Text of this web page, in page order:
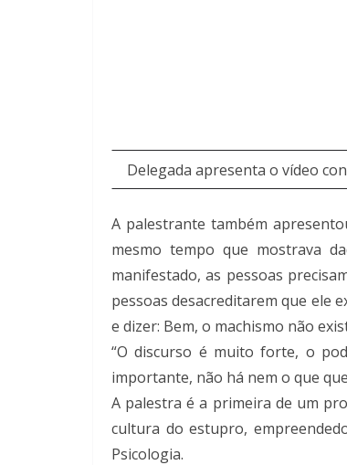
Delegada apresenta o vídeo
A palestrante também
mesmo tempo que mostrava
manifestado, as pessoas
pessoas desacreditarem que ele
e dizer: Bem, o machismo não
“O discurso é muito forte, o
importante, não há nem o que
A palestra é a primeira de um
cultura do estupro,
Psicologia.